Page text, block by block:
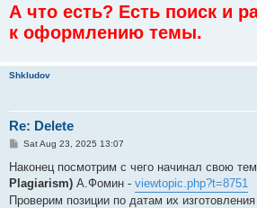
А что есть? Есть поиск и
к оформлению темы.
Shkludov
Re: Delete
P
s
Sat Aug 23, 2025 13:07
Наконец посмотрим с чего начинал свою
Plagiarism) А.Фомин - viewtopic.php?t=8751
Проверим позиции по датам их